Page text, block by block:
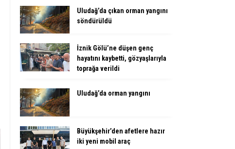
Uludağ’da çıkan orman yangını
söndürüldü
İznik Gölü’ne düşen genç
hayatını kaybetti, gözyaşlarıyla
toprağa verildi
Uludağ’da orman yangını
Büyükşehir’den afetlere hazır
iki yeni mobil araç